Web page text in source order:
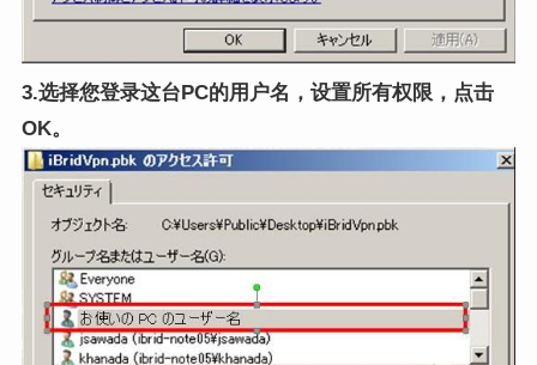
3.选择您登录这台PC的用户名，设置所有权限，点击
OK。